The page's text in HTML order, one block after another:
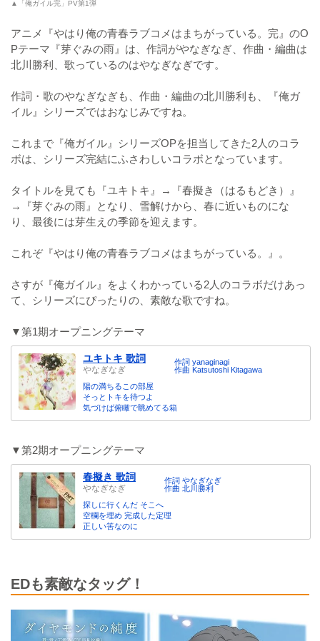
▲「俺ガイル完」PV第1弾
アニメ『やはり俺の青春ラブコメはまちがっている。完』のO
Pテーマ『芽ぐみの雨』は、作詞がやなぎなぎ、作曲・編曲は
北川勝利、歌っているのはやなぎなぎです。
作詞・歌のやなぎなぎも、作曲・編曲の北川勝利も、『俺ガ
イル』シリーズではおなじみですね。
これまで『俺ガイル』シリーズOPを担当してきた2人のコラ
ボは、シリーズ完結にふさわしいコラボとなっています。
タイトルを見ても『ユキトキ』→『春擬き（はるもどき）』
→『芽ぐみの雨』となり、雪解けから、春に近いものにな
り、最後には芽生えの季節を迎えます。
これぞ『やはり俺の青春ラブコメはまちがっている。』。
さすが『俺ガイル』をよくわかっている2人のコラボだけあっ
て、シリーズにぴったりの、素敵な歌ですね。
▼第1期オープニングテーマ
ユキトキ 歌詞
やなぎなぎ
作詞 yanaginagi
作曲 Katsutoshi Kitagawa
陽の満ちるこの部屋
そっとトキを待つよ
気づけば俯瞰で眺めてる箱
▼第2期オープニングテーマ
春擬き 歌詞
やなぎなぎ
作詞 やなぎなぎ
作曲 北川勝利
探しに行くんだ そこへ
空欄を埋め 完成した定理
正しい筈なのに
EDも素敵なタッグ！